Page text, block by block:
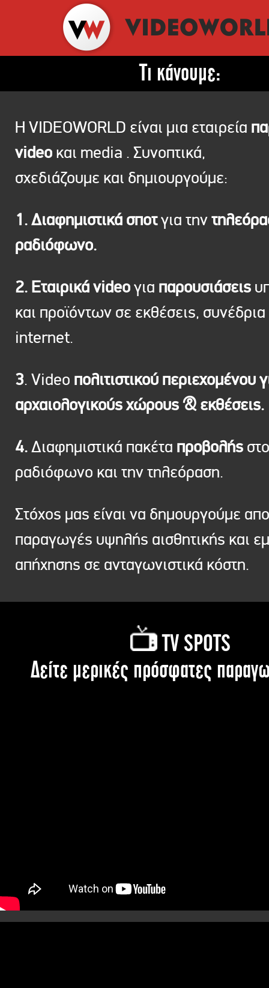
Τι κάνουμε:
Η VIDEOWORLD είναι μια εταιρεία
video και media . Συνοπτικά,
σχεδιάζουμε και δημιουργούμε:
1. Διαφημιστικά σποτγια την
ραδιόφωνο.
2. Εταιρικά videoγια παρουσιάσεις
και προϊόντων σε εκθέσεις, συνέδρια
internet.
3. Video πολιτιστικού περιεχομένου
αρχαιολογικούς χώρους & εκθέσεις.
4.Διαφημιστικά πακέτα προβολής στο
ραδιόφωνο και την τηλεόραση.
Στόχος μας είναι να δημουργούμε
παραγωγές υψηλής αισθητικής και
απήχησης σε ανταγωνιστικά κόστη.
TV SPOTS
Δείτε μερικές πρόσφατες